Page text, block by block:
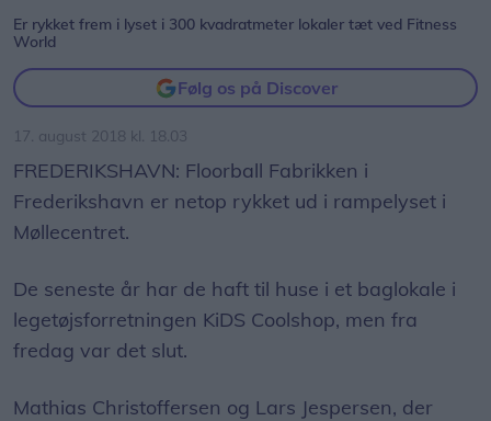
Er rykket frem i lyset i 300 kvadratmeter lokaler tæt ved Fitness
World
Følg os på Discover
17. august 2018 kl. 18.03
FREDERIKSHAVN: Floorball Fabrikken i
Frederikshavn er netop rykket ud i rampelyset i
Møllecentret.
De seneste år har de haft til huse i et baglokale i
legetøjsforretningen KiDS Coolshop, men fra
fredag var det slut.
Mathias Christoffersen og Lars Jespersen, der